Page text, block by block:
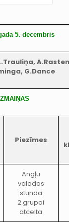
5. decembris
G.Dance
Piezīmes
Angļu
valodas
stunda
2.grupai
atcelta